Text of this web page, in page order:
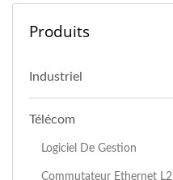
Produits
Industriel
Télécom
Logiciel De Gestion
Commutateur Ethernet L2